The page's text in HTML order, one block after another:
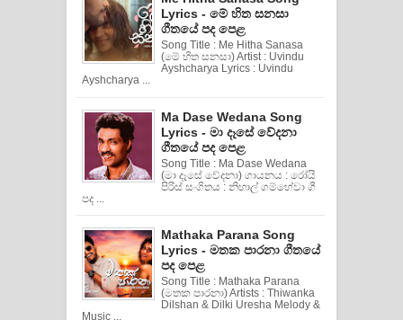
Lyrics - මේ හිත සනසා
ගීතයේ පද පෙළ
Song Title : Me Hitha Sanasa
(මේ හිත සනසා) Artist : Uvindu
Ayshcharya Lyrics : Uvindu
Ayshcharya ...
Ma Dase Wedana Song
Lyrics - මා දෑසේ වේදනා
ගීතයේ පද පෙළ
Song Title : Ma Dase Wedana
(මා දෑසේ වේදනා) ගායනය : රෝයි
පිරිස් සංගිතය : නිහාල් ගම්හේවා ගී
පද ...
Mathaka Parana Song
Lyrics - මතක පාරනා ගීතයේ
පද පෙළ
Song Title : Mathaka Parana
(මතක පාරනා) Artists : Thiwanka
Dilshan & Dilki Uresha Melody &
Music ...